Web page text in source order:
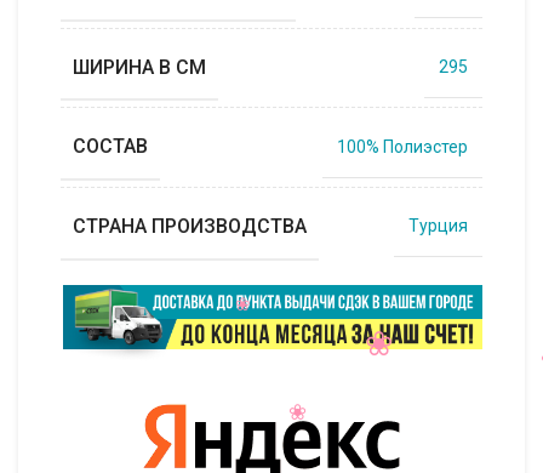
ШИРИНА В СМ 295
СОСТАВ 100% Полиэстер
СТРАНА ПРОИЗВОДСТВА Турция